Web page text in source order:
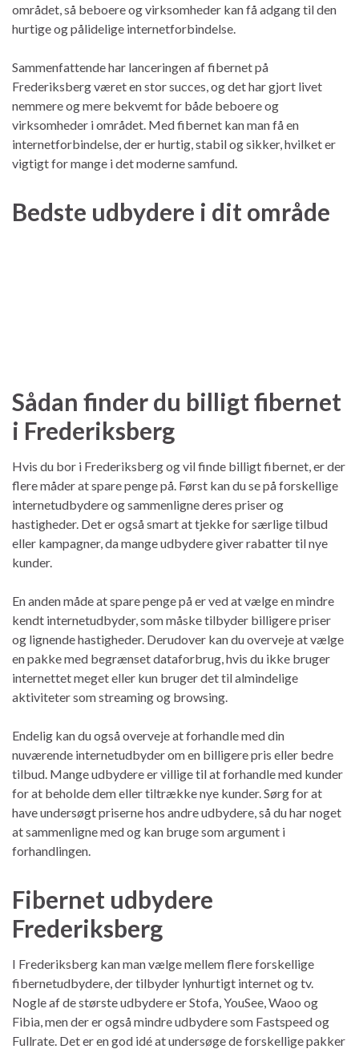
området, så beboere og virksomheder kan få adgang til den
hurtige og pålidelige internetforbindelse.
Sammenfattende har lanceringen af fibernet på
Frederiksberg været en stor succes, og det har gjort livet
nemmere og mere bekvemt for både beboere og
virksomheder i området. Med fibernet kan man få en
internetforbindelse, der er hurtig, stabil og sikker, hvilket er
vigtigt for mange i det moderne samfund.
Bedste udbydere i dit område
Sådan finder du billigt fibernet
i Frederiksberg
Hvis du bor i Frederiksberg og vil finde billigt fibernet, er der
flere måder at spare penge på. Først kan du se på forskellige
internetudbydere og sammenligne deres priser og
hastigheder. Det er også smart at tjekke for særlige tilbud
eller kampagner, da mange udbydere giver rabatter til nye
kunder.
En anden måde at spare penge på er ved at vælge en mindre
kendt internetudbyder, som måske tilbyder billigere priser
og lignende hastigheder. Derudover kan du overveje at vælge
en pakke med begrænset dataforbrug, hvis du ikke bruger
internettet meget eller kun bruger det til almindelige
aktiviteter som streaming og browsing.
Endelig kan du også overveje at forhandle med din
nuværende internetudbyder om en billigere pris eller bedre
tilbud. Mange udbydere er villige til at forhandle med kunder
for at beholde dem eller tiltrække nye kunder. Sørg for at
have undersøgt priserne hos andre udbydere, så du har noget
at sammenligne med og kan bruge som argument i
forhandlingen.
Fibernet udbydere
Frederiksberg
I Frederiksberg kan man vælge mellem flere forskellige
fibernetudbydere, der tilbyder lynhurtigt internet og tv.
Nogle af de største udbydere er Stofa, YouSee, Waoo og
Fibia, men der er også mindre udbydere som Fastspeed og
Fullrate. Det er en god idé at undersøge de forskellige pakker